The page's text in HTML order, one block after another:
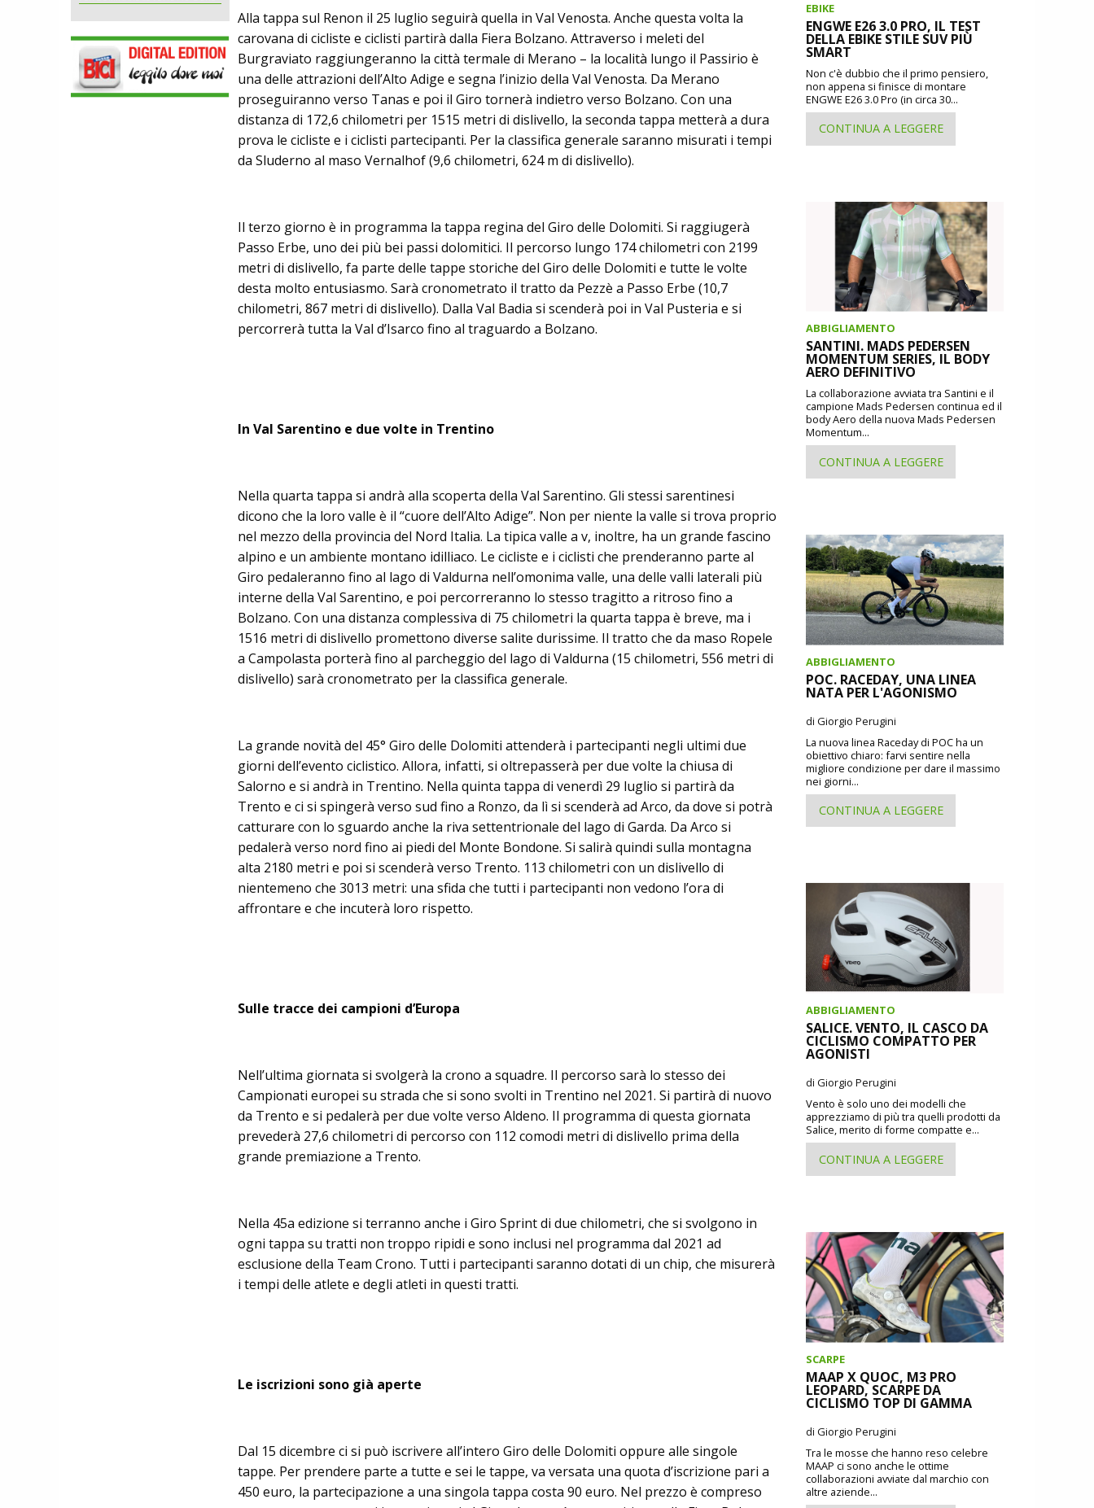
NALINI. APPUNTAMENTO A IBF PER
SCOPRIRE IL PRIMO PANTALONCINO
CON AIRBAG INTEGRATO
BICICLETTE
Alla tappa sul Renon il 25 luglio seguirà quella in Val Venosta. Anche questa volta la
carovana di cicliste e ciclisti partirà dalla Fiera Bolzano. Attraverso i meleti del
Burgraviato raggiungeranno la città termale di Merano – la località lungo il Passirio è
una delle attrazioni dell’Alto Adige e segna l’inizio della Val Venosta. Da Merano
proseguiranno verso Tanas e poi il Giro tornerà indietro verso Bolzano. Con una
distanza di 172,6 chilometri per 1515 metri di dislivello, la seconda tappa metterà a dura
prova le cicliste e i ciclisti partecipanti. Per la classifica generale saranno misurati i tempi
da Sluderno al maso Vernalhof (9,6 chilometri, 624 m di dislivello).
Il terzo giorno è in programma la tappa regina del Giro delle Dolomiti. Si raggiugerà
Passo Erbe, uno dei più bei passi dolomitici. Il percorso lungo 174 chilometri con 2199
metri di dislivello, fa parte delle tappe storiche del Giro delle Dolomiti e tutte le volte
desta molto entusiasmo. Sarà cronometrato il tratto da Pezzè a Passo Erbe (10,7
chilometri, 867 metri di dislivello). Dalla Val Badia si scenderà poi in Val Pusteria e si
percorrerà tutta la Val d’Isarco fino al traguardo a Bolzano.
In Val Sarentino e due volte in Trentino
Nella quarta tappa si andrà alla scoperta della Val Sarentino. Gli stessi sarentinesi
dicono che la loro valle è il “cuore dell’Alto Adige”. Non per niente la valle si trova proprio
nel mezzo della provincia del Nord Italia. La tipica valle a v, inoltre, ha un grande fascino
alpino e un ambiente montano idilliaco. Le cicliste e i ciclisti che prenderanno parte al
Giro pedaleranno fino al lago di Valdurna nell’omonima valle, una delle valli laterali più
interne della Val Sarentino, e poi percorreranno lo stesso tragitto a ritroso fino a
Bolzano. Con una distanza complessiva di 75 chilometri la quarta tappa è breve, ma i
1516 metri di dislivello promettono diverse salite durissime. Il tratto che da maso Ropele
a Campolasta porterà fino al parcheggio del lago di Valdurna (15 chilometri, 556 metri di
dislivello) sarà cronometrato per la classifica generale.
La grande novità del 45° Giro delle Dolomiti attenderà i partecipanti negli ultimi due
giorni dell’evento ciclistico. Allora, infatti, si oltrepasserà per due volte la chiusa di
Salorno e si andrà in Trentino. Nella quinta tappa di venerdì 29 luglio si partirà da
Trento e ci si spingerà verso sud fino a Ronzo, da lì si scenderà ad Arco, da dove si potrà
catturare con lo sguardo anche la riva settentrionale del lago di Garda. Da Arco si
pedalerà verso nord fino ai piedi del Monte Bondone. Si salirà quindi sulla montagna
alta 2180 metri e poi si scenderà verso Trento. 113 chilometri con un dislivello di
nientemeno che 3013 metri: una sfida che tutti i partecipanti non vedono l’ora di
affrontare e che incuterà loro rispetto.
Sulle tracce dei campioni d’Europa
Nell’ultima giornata si svolgerà la crono a squadre. Il percorso sarà lo stesso dei
Campionati europei su strada che si sono svolti in Trentino nel 2021. Si partirà di nuovo
da Trento e si pedalerà per due volte verso Aldeno. Il programma di questa giornata
prevederà 27,6 chilometri di percorso con 112 comodi metri di dislivello prima della
grande premiazione a Trento.
Nella 45a edizione si terranno anche i Giro Sprint di due chilometri, che si svolgono in
ogni tappa su tratti non troppo ripidi e sono inclusi nel programma dal 2021 ad
esclusione della Team Crono. Tutti i partecipanti saranno dotati di un chip, che misurerà
i tempi delle atlete e degli atleti in questi tratti.
Le iscrizioni sono già aperte
Dal 15 dicembre ci si può iscrivere all’intero Giro delle Dolomiti oppure alle singole
tappe. Per prendere parte a tutte e sei le tappe, va versata una quota d’iscrizione pari a
450 euro, la partecipazione a una singola tappa costa 90 euro. Nel prezzo è compreso
EBIKE
ENGWE E26 3.0 PRO, IL TEST
DELLA EBIKE STILE SUV PIÙ
SMART
Non c'è dubbio che il primo pensiero,
non appena si finisce di montare
ENGWE E26 3.0 Pro (in circa 30...
CONTINUA A LEGGERE
ABBIGLIAMENTO
SANTINI. MADS PEDERSEN
MOMENTUM SERIES, IL BODY
AERO DEFINITIVO
La collaborazione avviata tra Santini e il
campione Mads Pedersen continua ed il
body Aero della nuova Mads Pedersen
Momentum...
CONTINUA A LEGGERE
ABBIGLIAMENTO
POC. RACEDAY, UNA LINEA
NATA PER L'AGONISMO
di Giorgio Perugini
La nuova linea Raceday di POC ha un
obiettivo chiaro: farvi sentire nella
migliore condizione per dare il massimo
nei giorni...
CONTINUA A LEGGERE
ABBIGLIAMENTO
SALICE. VENTO, IL CASCO DA
CICLISMO COMPATTO PER
AGONISTI
di Giorgio Perugini
Vento è solo uno dei modelli che
apprezziamo di più tra quelli prodotti da
Salice, merito di forme compatte e...
CONTINUA A LEGGERE
SCARPE
MAAP X QUOC, M3 PRO
LEOPARD, SCARPE DA
CICLISMO TOP DI GAMMA
di Giorgio Perugini
Tra le mosse che hanno reso celebre
MAAP ci sono anche le ottime
collaborazioni avviate dal marchio con
altre aziende...